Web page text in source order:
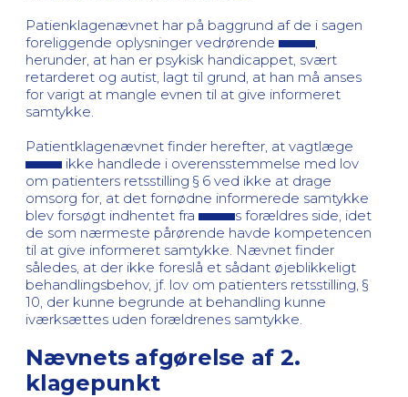
Patienklagenævnet har på baggrund af de i sagen
foreliggende oplysninger vedrørende
herunder, at han er psykisk handicappet, svært
retarderet og autist, lagt til grund, at han må anses
for varigt at mangle evnen til at give informeret
samtykke.
Patientklagenævnet finder herefter, at vagtlæge
ikke handlede i overensstemmelse med lov
om patienters retsstilling § 6 ved ikke at drage
omsorg for, at det fornødne informerede samtykke
blev forsøgt indhentet fra
s forældres side, idet
de som nærmeste pårørende havde kompetencen
til at give informeret samtykke. Nævnet finder
således, at der ikke foreslå et sådant øjeblikkeligt
behandlingsbehov, jf. lov om patienters retsstilling, §
10, der kunne begrunde at behandling kunne
iværksættes uden forældrenes samtykke.
Nævnets afgørelse af 2.
klagepunkt